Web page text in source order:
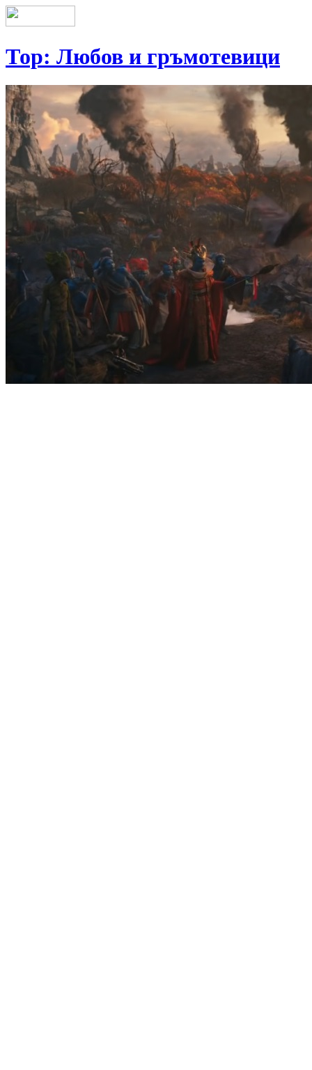
Тор: Любов и гръмотевици